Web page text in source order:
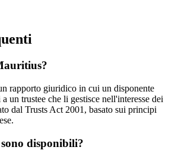
rapporto giuridico in cui un disponente
un trustee che li gestisce nell'interesse dei
dal Trusts Act 2001, basato sui principi
disponibili?